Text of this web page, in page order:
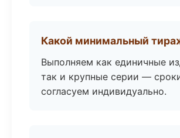
Какой минимальный
Выполняем как единичные
так и крупные серии —
согласуем индивидуально.